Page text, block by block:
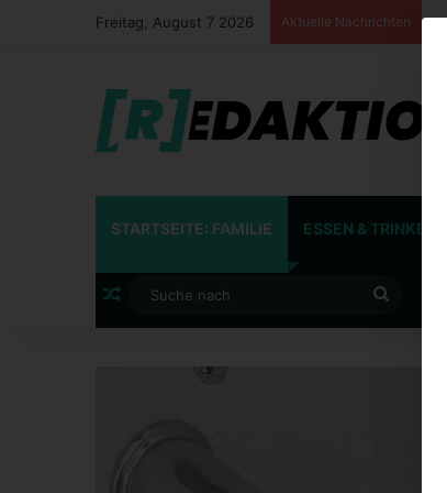
Freitag, August 7 2026 Aktuelle Nachrichten
STARTSEITE: FAMILIE ESSEN & TRINKEN
Zufälliger Artikel
nach